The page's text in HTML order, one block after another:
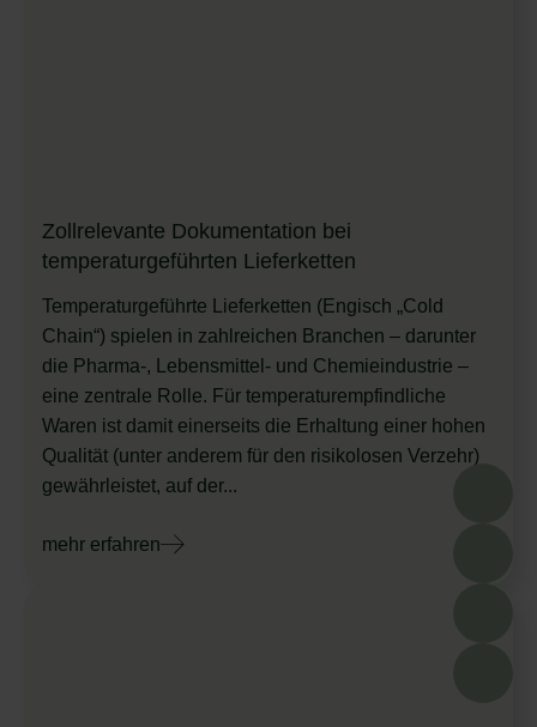
Zollrelevante Dokumentation bei
temperaturgeführten Lieferketten
Temperaturgeführte Lieferketten (Engisch „Cold
Chain“) spielen in zahlreichen Branchen – darunter
die Pharma-, Lebensmittel- und Chemieindustrie –
eine zentrale Rolle. Für temperaturempfindliche
Waren ist damit einerseits die Erhaltung einer hohen
Qualität (unter anderem für den risikolosen Verzehr)
gewährleistet, auf der...
mehr erfahren